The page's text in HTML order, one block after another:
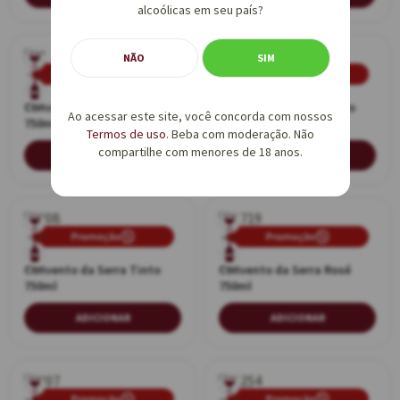
Convento da Vila Tinto
750ml
ADICIONAR
750ml
Promoção
Convento da Vila Branco
750ml
ADICIONAR
Branco
Promoção
Convento da Serra Tinto
750ml
ADICIONAR
750ml
Promoção
Convento da Serra Rosé
750ml
ADICIONAR
Rosé
750ml
alcoólicas em seu país?
NÃO SIM
Ao acessar este site, você concorda com nossos
Termos de uso. Beba com moderação. Não
compartilhe com menores de 18 anos.